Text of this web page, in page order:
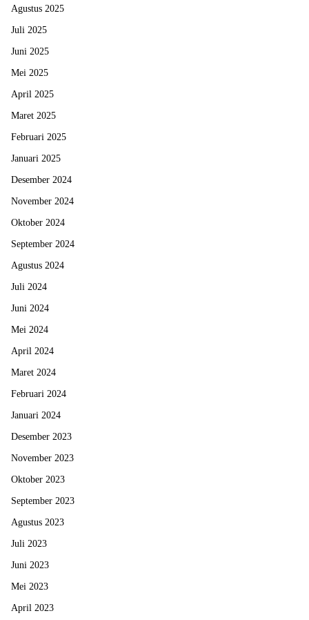
Agustus 2025
Juli 2025
Juni 2025
Mei 2025
April 2025
Maret 2025
Februari 2025
Januari 2025
Desember 2024
November 2024
Oktober 2024
September 2024
Agustus 2024
Juli 2024
Juni 2024
Mei 2024
April 2024
Maret 2024
Februari 2024
Januari 2024
Desember 2023
November 2023
Oktober 2023
September 2023
Agustus 2023
Juli 2023
Juni 2023
Mei 2023
April 2023